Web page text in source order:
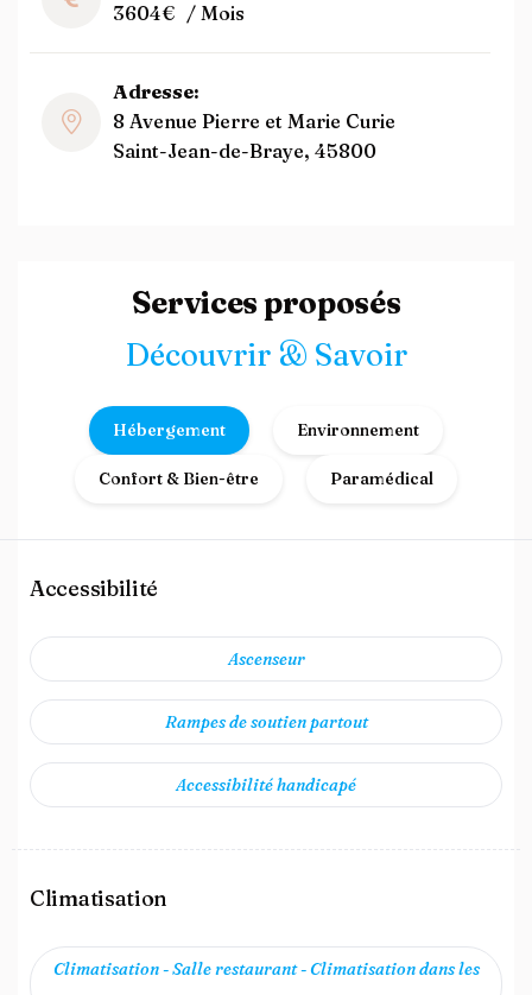
3604€ / Mois
Adresse:
8 Avenue Pierre et Marie Curie
Saint-Jean-de-Braye, 45800
Services proposés
Découvrir & Savoir
Hébergement Environnement
Confort & Bien-être Paramédical
Accessibilité
Ascenseur
Rampes de soutien partout
Accessibilité handicapé
Climatisation
Climatisation - Salle restaurant - Climatisation dans les